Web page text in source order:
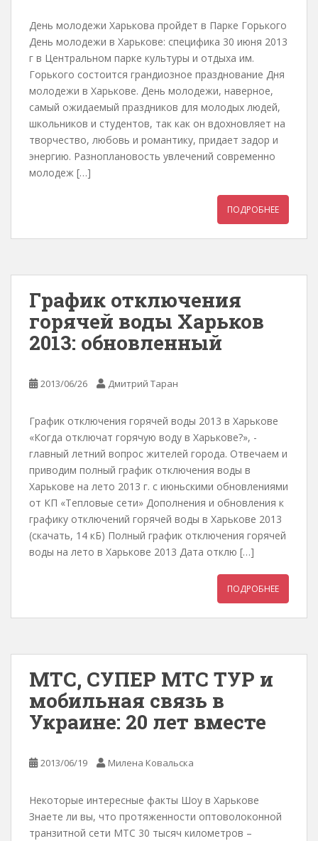
День молодежи Харькова пройдет в Парке Горького
День молодежи в Харькове: специфика 30 июня 2013
г в Центральном парке культуры и отдыха им.
Горького состоится грандиозное празднование Дня
молодежи в Харькове. День молодежи, наверное,
самый ожидаемый праздников для молодых людей,
школьников и студентов, так как он вдохновляет на
творчество, любовь и романтику, придает задор и
энергию. Разноплановость увлечений современно
молодеж […]
ПОДРОБНЕЕ
График отключения
горячей воды Харьков
2013: обновленный
2013/06/26 Дмитрий Таран
График отключения горячей воды 2013 в Харькове
«Когда отключат горячую воду в Харькове?», -
главный летний вопрос жителей города. Отвечаем и
приводим полный график отключения воды в
Харькове на лето 2013 г. с июньскими обновлениями
от КП «Тепловые сети» Дополнения и обновления к
графику отключений горячей воды в Харькове 2013
(скачать, 14 кБ) Полный график отключения горячей
воды на лето в Харькове 2013 Дата отклю […]
ПОДРОБНЕЕ
МТС, СУПЕР МТС ТУР и
мобильная связь в
Украине: 20 лет вместе
2013/06/19 Милена Ковальска
Некоторые интересные факты Шоу в Харькове
Знаете ли вы, что протяженности оптоволоконной
транзитной сети МТС 30 тысяч километров –